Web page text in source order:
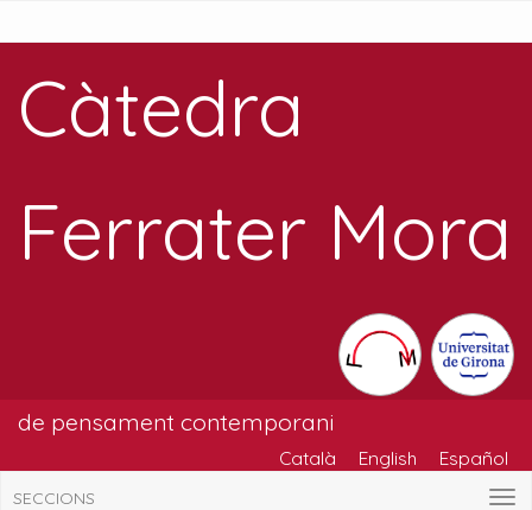
Càtedra
Ferrater Mora
de pensament contemporani
Català English Español
SECCIONS